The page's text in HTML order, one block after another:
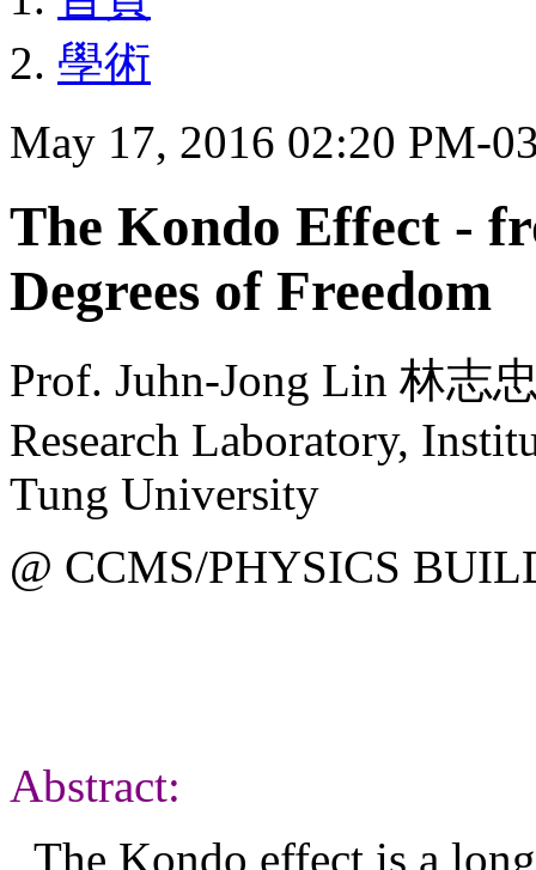
學術
May 17, 2016 02:20 PM-
The Kondo Effect -
Degrees of Freedom
Prof. Juhn-Jong Lin 林志
Research Laboratory,
Tung University
@ CCMS/PHYSICS
Abstract:
The Kondo effect is a